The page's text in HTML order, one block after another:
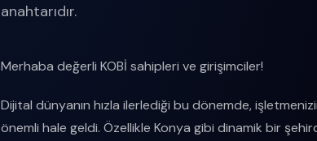
anahtarıdır.
Merhaba değerli KOBİ sahipleri ve girişimciler!
Dijital dünyanın hızla ilerlediği bu dönemde,
önemli hale geldi. Özellikle Konya gibi dinamik bir